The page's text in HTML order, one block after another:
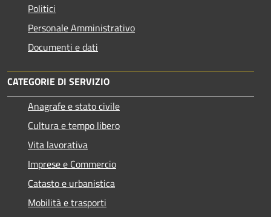
Politici
Personale Amministrativo
Documenti e dati
CATEGORIE DI SERVIZIO
Anagrafe e stato civile
Cultura e tempo libero
Vita lavorativa
Imprese e Commercio
Catasto e urbanistica
Mobilità e trasporti